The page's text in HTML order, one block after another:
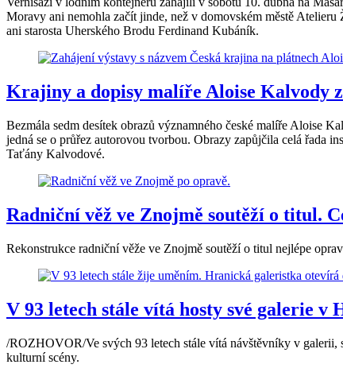
Moravy ani nemohla začít jinde, než v domovském městě
ani starosta Uherského Brodu Ferdinand Kubáník.
Krajiny a dopisy malíře Aloise
Bezmála sedm desítek obrazů významného české malíře Aloise
jedná se o průřez autorovou tvorbou. Obrazy zapůjčila celá řada
Taťány Kalvodové.
Radniční věž ve Znojmě soutěží o titul.
Rekonstrukce radniční věže ve Znojmě soutěží o titul nejlépe
V 93 letech stále vítá hosty své galerie
/ROZHOVOR/Ve svých 93 letech stále vítá návštěvníky v
kulturní scény.